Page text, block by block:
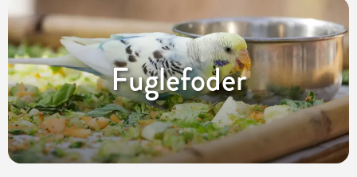
Fuglefoder